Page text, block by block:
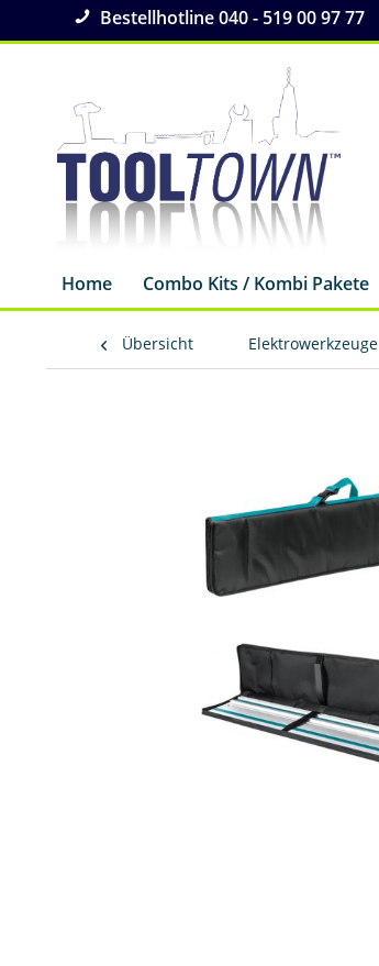
Bestellhotline 040 - 519 00 97 77
Home Combo Kits / Kombi Pakete
Übersicht Elektrowerkzeuge